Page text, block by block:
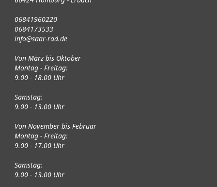
06841960220
0684173533
info@saar-rad.de
Von März bis Oktober
Montag - Freitag:
9.00 - 18.00 Uhr
Samstag:
9.00 - 13.00 Uhr
Von November bis Februar
Montag - Freitag:
9.00 - 17.00 Uhr
Samstag:
9.00 - 13.00 Uhr